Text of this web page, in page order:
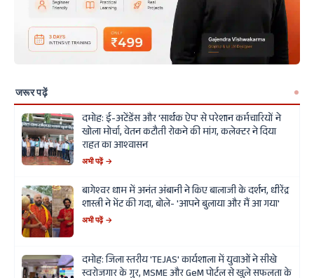
जरूर पढ़ें
दमोह: ई-अटेंडेंस और 'सार्थक ऐप' से परेशान कर्मचारियों ने
खोला मोर्चा, वेतन कटौती रोकने की मांग, कलेक्टर ने दिया
राहत का आश्वासन
अभी पढ़ें →
बागेश्वर धाम में अनंत अंबानी ने किए बालाजी के दर्शन, धीरेंद्र
शास्त्री ने भेंट की गदा, बोले- 'आपने बुलाया और मैं आ गया'
अभी पढ़ें →
दमोह: जिला स्तरीय 'TEJAS' कार्यशाला में युवाओं ने सीखे
स्वरोजगार के गुर, MSME और GeM पोर्टल से खुले सफलता के